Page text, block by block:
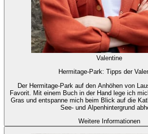
Valentine
Hermitage-Park: Tipps der
Der Hermitage-Park auf den Anhöhen von
Favorit. Mit einem Buch in der Hand lege ich
Gras und entspanne mich beim Blick auf die
See- und Alpenhintergrund
Weitere Informationen